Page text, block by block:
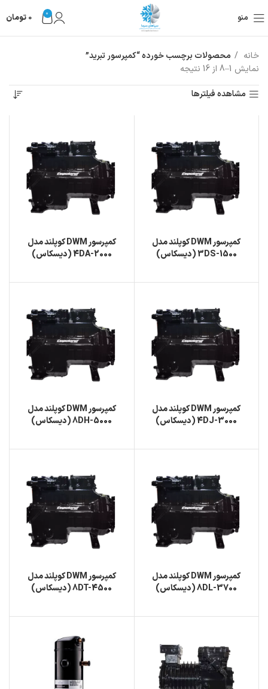
منو 0
0 تومان
خانه
محصولات برچسب خورده “کمپرسور تبرید”
نمایش 1–8 از 16 نتیجه
مشاهده فیلترها
کمپرسور DWM کوپلند مدل
3DS-1500 (دیسکاس)
کمپرسور DWM کوپلند مدل
4DA-2000 (دیسکاس)
کمپرسور DWM کوپلند مدل
4DJ-3000 (دیسکاس)
کمپرسور DWM کوپلند مدل
8DH-5000 (دیسکاس)
کمپرسور DWM کوپلند مدل
8DL-3700 (دیسکاس)
کمپرسور DWM کوپلند مدل
8DT-4500 (دیسکاس)